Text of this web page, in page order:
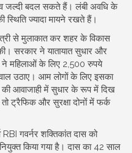
जल्दी बदल सकते हैं। लंबी अवधि के
ज्यादा मायने रखते हैं।
से मुलाकात कर शहर के विकास
सरकार ने यातायात सुधार और
ने महिलाओं के लिए 2,500 रुपये
उठाए। आम लोगों के लिए इसका
आवाजाही में सुधार के रूप में दिख
ट्रैफिक और सुरक्षा दोनों में फर्क
गवर्नर शक्तिकांत दास को
किया गया है। दास का 42 साल